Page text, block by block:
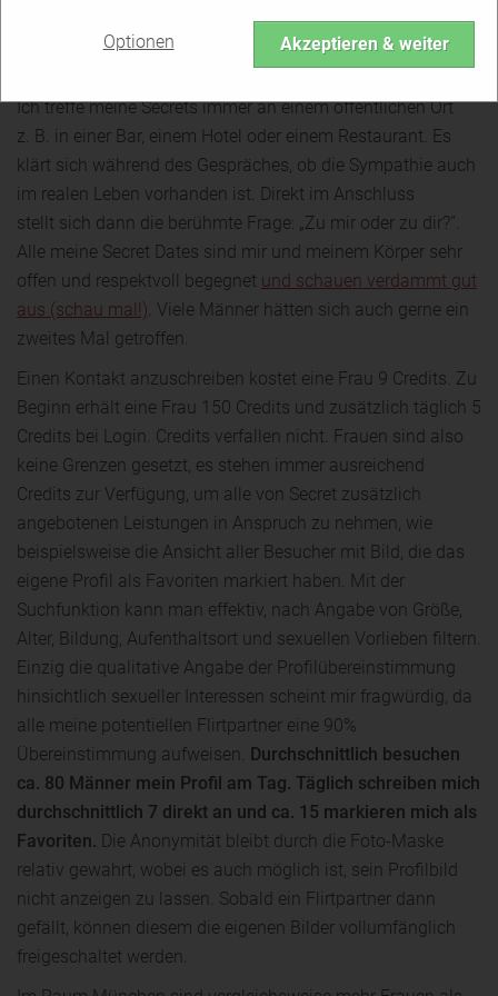
Optionen Akzeptieren & weiter
Ich treffe meine Secrets immer an einem öffentlichen Ort
z. B. in einer Bar, einem Hotel oder einem Restaurant. Es
klärt sich während des Gespräches, ob die Sympathie auch
im realen Leben vorhanden ist. Direkt im Anschluss
stellt sich dann die berühmte Frage: „Zu mir oder zu dir?“.
Alle meine Secret Dates sind mir und meinem Körper sehr
offen und respektvoll begegnet und schauen verdammt gut
aus (schau mal!). Viele Männer hätten sich auch gerne ein
zweites Mal getroffen.
Einen Kontakt anzuschreiben kostet eine Frau 9 Credits. Zu
Beginn erhält eine Frau 150 Credits und zusätzlich täglich 5
Credits bei Login. Credits verfallen nicht. Frauen sind also
keine Grenzen gesetzt, es stehen immer ausreichend
Credits zur Verfügung, um alle von Secret zusätzlich
angebotenen Leistungen in Anspruch zu nehmen, wie
beispielsweise die Ansicht aller Besucher mit Bild, die das
eigene Profil als Favoriten markiert haben. Mit der
Suchfunktion kann man effektiv, nach Angabe von Größe,
Alter, Bildung, Aufenthaltsort und sexuellen Vorlieben filtern.
Einzig die qualitative Angabe der Profilübereinstimmung
hinsichtlich sexueller Interessen scheint mir fragwürdig, da
alle meine potentiellen Flirtpartner eine 90%
Übereinstimmung aufweisen. Durchschnittlich besuchen
ca. 80 Männer mein Profil am Tag. Täglich schreiben mich
durchschnittlich 7 direkt an und ca. 15 markieren mich als
Favoriten. Die Anonymität bleibt durch die Foto-Maske
relativ gewahrt, wobei es auch möglich ist, sein Profilbild
nicht anzeigen zu lassen. Sobald ein Flirtpartner dann
gefällt, können diesem die eigenen Bilder vollumfänglich
freigeschaltet werden.